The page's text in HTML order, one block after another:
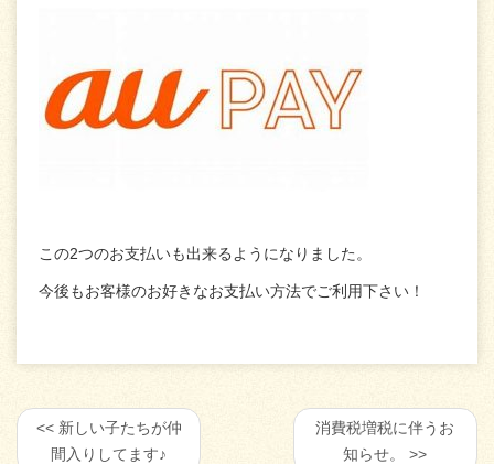
この2つのお支払いも出来るようになりました。
今後もお客様のお好きなお支払い方法でご利用下さい！
新しい子たちが仲
間入りしてます♪
消費税増税に伴うお
知らせ。